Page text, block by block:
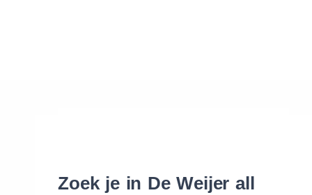
Zoek je in De Weijer all